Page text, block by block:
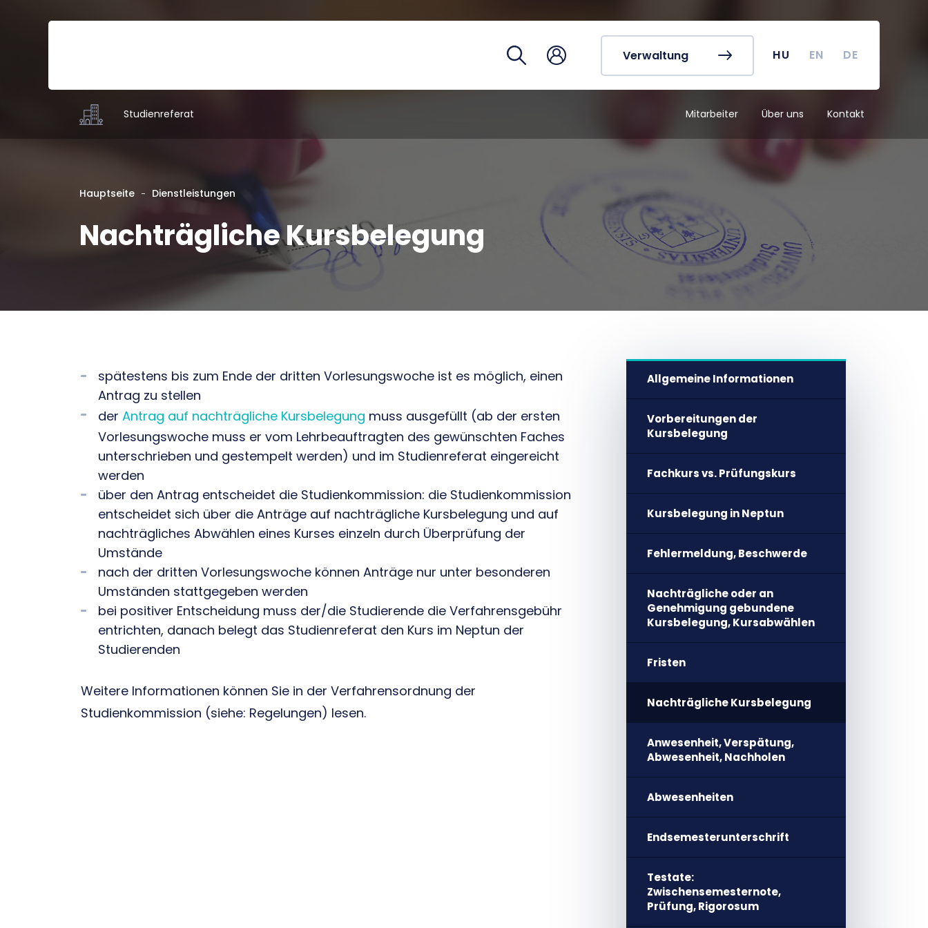
Verwaltung HU EN DE
Studienreferat Mitarbeiter Über uns Kontakt
Campus Karte
Akademischer Kalender
Hauptseite Dienstleistungen
Nachträgliche Kursbelegung
spätestens bis zum Ende der dritten Vorlesungswoche ist es möglich, einen
Antrag zu stellen
der Antrag auf nachträgliche Kursbelegung muss ausgefüllt (ab der ersten
Vorlesungswoche muss er vom Lehrbeauftragten des gewünschten Faches
unterschrieben und gestempelt werden) und im Studienreferat eingereicht
werden
über den Antrag entscheidet die Studienkommission: die Studienkommission
entscheidet sich über die Anträge auf nachträgliche Kursbelegung und auf
nachträgliches Abwählen eines Kurses einzeln durch Überprüfung der
Umstände
nach der dritten Vorlesungswoche können Anträge nur unter besonderen
Umständen stattgegeben werden
bei positiver Entscheidung muss der/die Studierende die Verfahrensgebühr
entrichten, danach belegt das Studienreferat den Kurs im Neptun der
Studierenden
Weitere Informationen können Sie in der Verfahrensordnung der
Studienkommission (siehe: Regelungen) lesen.
Allgemeine Informationen
Vorbereitungen der
Kursbelegung
Fachkurs vs. Prüfungskurs
Kursbelegung in Neptun
Fehlermeldung, Beschwerde
Nachträgliche oder an
Genehmigung gebundene
Kursbelegung, Kursabwählen
Fristen
Nachträgliche Kursbelegung
Anwesenheit, Verspätung,
Abwesenheit, Nachholen
Abwesenheiten
Endsemesterunterschrift
Testate:
Zwischensemesternote,
Prüfung, Rigorosum